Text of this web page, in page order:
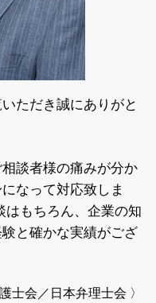
ただき誠にありがと
談者様の痛みが分か
なって対応致しま
はもちろん、企業の知
と確かな実績がござ
士会／日本弁理士会 〉